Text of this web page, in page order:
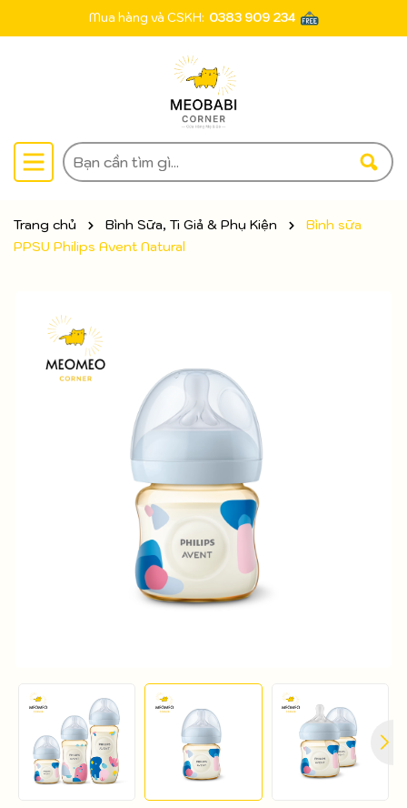
Mua hàng và CSKH: 0383 909 234
Trang chủ Bình Sữa, Ti Giả & Phụ Kiện
Bình sữa
PPSU Philips Avent Natural